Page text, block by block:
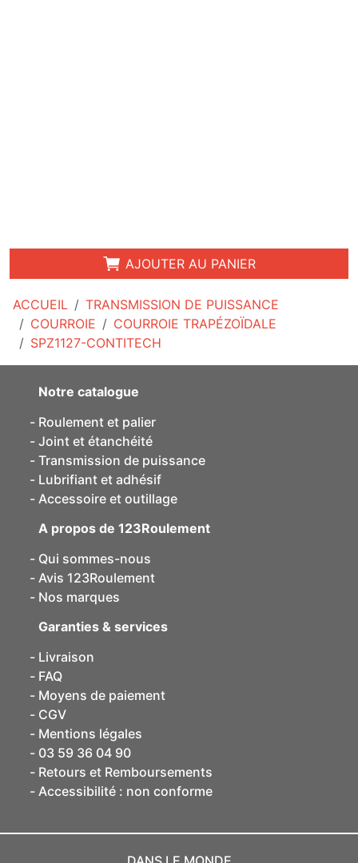
ACCUEIL
TRANSMISSION DE PUISSANCE
COURROIE
COURROIE TRAPÉZOÏDALE
SPZ1127-CONTITECH
AJOUTER AU PANIER
Notre catalogue
Roulement et palier
Joint et étanchéité
Transmission de puissance
Lubrifiant et adhésif
Accessoire et outillage
A propos de 123Roulement
Qui sommes-nous
Avis 123Roulement
Nos marques
Garanties & services
Livraison
FAQ
Moyens de paiement
CGV
Mentions légales
03 59 36 04 90
Retours et Remboursements
Accessibilité : non conforme